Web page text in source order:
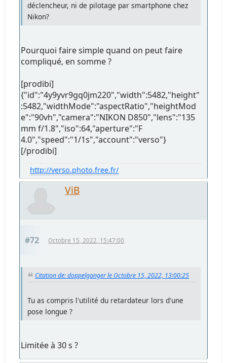
déclencheur, ni de pilotage par smartphone chez
Nikon?
Pourquoi faire simple quand on peut faire
compliqué, en somme ?
[prodibi]
{"id":"4y9yvr9gq0jm220","width":5482,"height"
:5482,"widthMode":"aspectRatio","heightMod
e":"90vh","camera":"NIKON D850","lens":"135
mm f/1.8","iso":64,"aperture":"F
4.0","speed":"1/1s","account":"verso"}
[/prodibi]
http://verso.photo.free.fr/
ViB
#72 Octobre 15, 2022, 15:47:00
Citation de: doppelganger le Octobre 15, 2022, 13:00:25
Tu as compris l'utilité du retardateur lors d'une
pose longue ?
Limitée à 30 s ?